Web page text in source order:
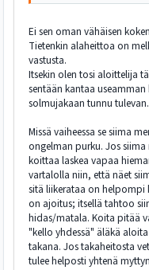
Ei sen oman vähäisen
Tietenkin alaheittoa on
vastusta.
Itsekin olen tosi aloittelija
sentään kantaa
solmujakaan tunnu
Missä vaiheessa se siima
ongelman purku. Jos
koittaa laskea vapaa
vartalolla niin, että näet
sitä liikerataa on helpompi
on ajoitus; itsellä tahtoo
hidas/matala. Koita pitää
"kello yhdessä" äläkä
takana. Jos takaheitosta
tulee helposti yhtenä